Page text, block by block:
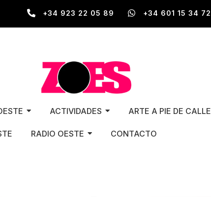
+34 923 22 05 89 +34 601 15 34 72
ACTIVIDADES ARTE A PIE DE CALLE
RADIO OESTE CONTACTO